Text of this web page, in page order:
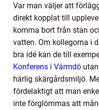
Var man väljer att
direkt kopplat till
komma bort från stan
vatten. Om kollegorna i
bra idé kan de till
Konferens i Värmdö
härlig skärgårdsmiljö.
fördelaktigt att man
inte förglömmas att